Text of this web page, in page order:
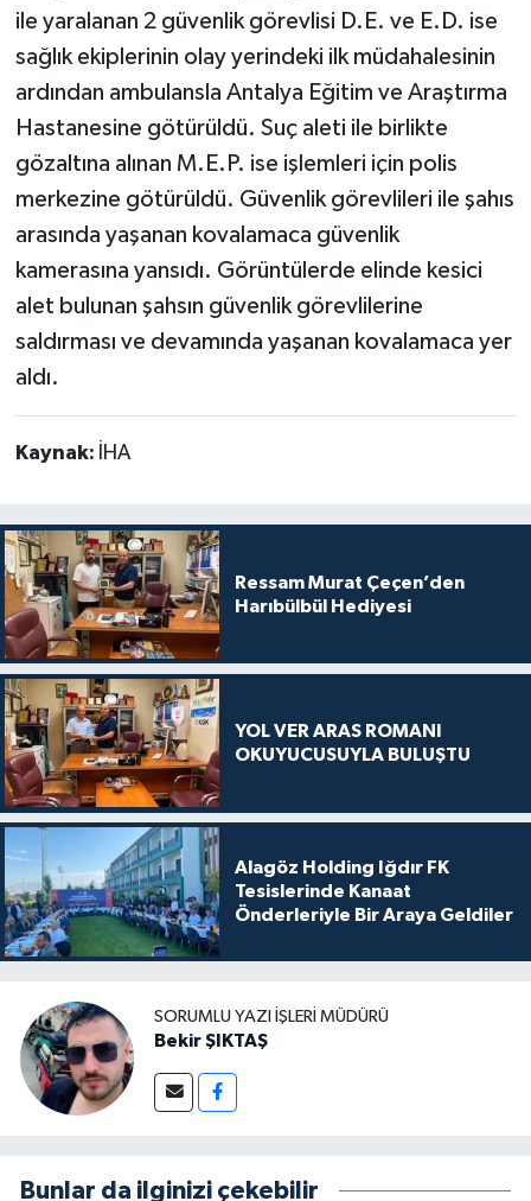
ile yaralanan 2 güvenlik görevlisi D.E. ve E.D. ise
sağlık ekiplerinin olay yerindeki ilk müdahalesinin
ardından ambulansla Antalya Eğitim ve Araştırma
Hastanesine götürüldü. Suç aleti ile birlikte
gözaltına alınan M.E.P. ise işlemleri için polis
merkezine götürüldü. Güvenlik görevlileri ile şahıs
arasında yaşanan kovalamaca güvenlik
kamerasına yansıdı. Görüntülerde elinde kesici
alet bulunan şahsın güvenlik görevlilerine
saldırması ve devamında yaşanan kovalamaca yer
aldı.
Kaynak: İHA
Ressam Murat Çeçen’den
Harıbülbül Hediyesi
YOL VER ARAS ROMANI
OKUYUCUSUYLA BULUŞTU
Alagöz Holding Iğdır FK
Tesislerinde Kanaat
Önderleriyle Bir Araya Geldiler
SORUMLU YAZI İŞLERI MÜDÜRÜ
Bekir ŞIKTAŞ
Bunlar da ilginizi çekebilir